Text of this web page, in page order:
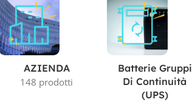
AZIENDA
148 prodotti
Batterie Gruppi
Di Continuità
(UPS)